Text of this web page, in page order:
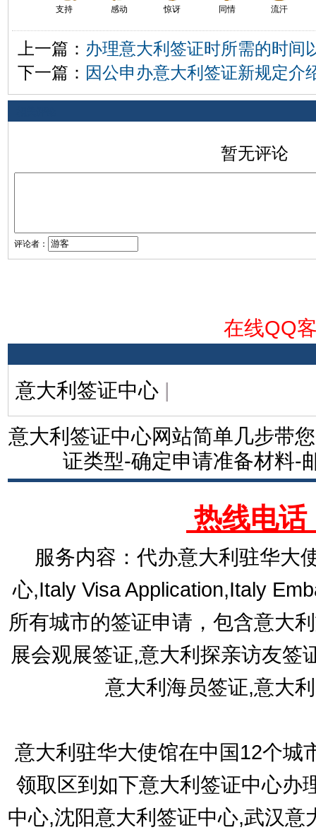
支持 感动 惊讶 同情 流汗
上一篇： 办理意大利签证时所需的时间
下一篇： 因公申办意大利签证新规定介
暂无评论
评论者：
在线QQ
意大利签证中心 |
意大利签证中心网站简单几步带
证类型-确定申请准备材料-
热线电话
服务内容：代办意大利驻华大
心,Italy Visa Application,Italy
所有城市的签证申请，包含意大
展会观展签证,意大利探亲访友签
意大利海员签证,意大
意大利驻华大使馆在中国12个城
领取区到如下意大利签证中心办
中心,沈阳意大利签证中心,武汉